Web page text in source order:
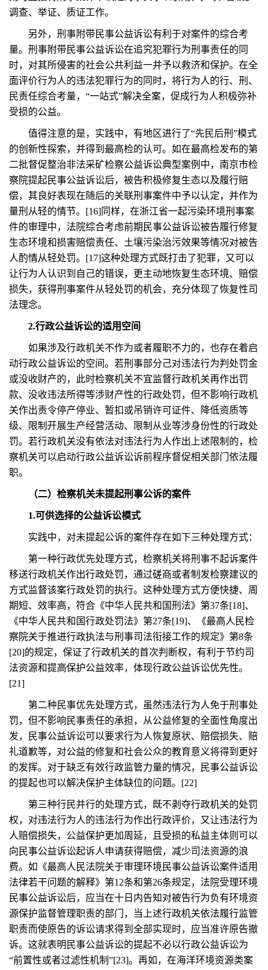
调查、举证、质证工作。
另外，刑事附带民事公益诉讼有利于对案件的综合考
量。刑事附带民事公益诉讼在追究犯罪行为刑事责任的同
时，对其所侵害的社会公共利益一并予以救济和保护。在全
面评价行为人的违法犯罪行为的同时，将行为人的行、刑、
民责任综合考量，“一站式”解决全案，促成行为人积极弥补
受损的公益。
值得注意的是，实践中，有地区进行了“先民后刑”模式
的创新性探索，并得到最高检的认可。如在最高检发布的第
二批督促整治非法采矿检察公益诉讼典型案例中，南京市检
察院提起民事公益诉讼后，被告积极修复生态以及履行赔
偿，其良好表现在随后的关联刑事案件中予以认定，并作为
量刑从轻的情节。[16]同样，在浙江省一起污染环境刑事案
件的审理中，法院综合考虑前期民事公益诉讼被告履行修复
生态环境和损害赔偿责任、土壤污染治污效果等情况对被告
人酌情从轻处罚。[17]这种处理方式既打击了犯罪，又可以
让行为人认识到自己的错误，更主动地恢复生态环境、赔偿
损失，获得刑事案件从轻处罚的机会，充分体现了恢复性司
法理念。
2.行政公益诉讼的适用空间
如果涉及行政机关不作为或者履职不力的，也存在着启
动行政公益诉讼的空间。若刑事部分己对违法行为判处罚金
或没收财产的，此时检察机关不宜监督行政机关再作出罚
款、没收违法所得等涉财产性的行政处罚，但不影响行政机
关作出责令停产停业、暂扣或吊销许可证件、降低资质等
级、限制开展生产经营活动、限制从业等涉身份性的行政处
罚。若行政机关没有依法对违法行为人作出上述限制的，检
察机关可以启动行政公益诉讼诉前程序督促相关部门依法履
职。
（二）检察机关未提起刑事公诉的案件
1.可供选择的公益诉讼模式
实践中，对未提起公诉的案件存在如下三种处理方式：
第一种行政优先处理方式，检察机关将刑事不起诉案件
移送行政机关作出行政处罚，通过磋商或者制发检察建议的
方式监督该案行政处罚的执行。这种处理方式方便快捷、周
期短、效率高，符合《中华人民共和国刑法》第37条[18]、
《中华人民共和国行政处罚法》第27条[19]、《最高人民检
察院关于推进行政执法与刑事司法衔接工作的规定》第8条
[20]的规定，保证了行政机关的首次判断权，有利于节约司
法资源和提高保护公益效率，体现行政公益诉讼优先性。
[21]
第二种民事优先处理方式，虽然违法行为人免于刑事处
罚，但不影响民事责任的承担，从公益修复的全面性角度出
发，民事公益诉讼可以要求行为人恢复原状、赔偿损失、赔
礼道歉等，对公益的修复和社会公众的教育意义将得到更好
的发挥。对于缺乏有效行政监管力量的情况，民事公益诉讼
的提起也可以解决保护主体缺位的问题。[22]
第三种行民并行的处理方式，既不剥夺行政机关的处罚
权，对违法行为人的违法行为作出行政评价，又让违法行为
人赔偿损失，公益保护更加周延，且受损的私益主体则可以
向民事公益诉讼起诉人申请获得赔偿，减少司法资源的浪
费。如《最高人民法院关于审理环境民事公益诉讼案件适用
法律若干问题的解释》第12条和第26条规定，法院受理环境
民事公益诉讼后，应当在十日内告知对被告行为负有环境资
源保护监督管理职责的部门，当上述行政机关依法履行监管
职责而使原告的诉讼请求得到全部实现时，应当准许原告撤
诉。这就表明民事公益诉讼的提起不必以行政公益诉讼为
“前置性或者过滤性机制”[23]。再如，在海洋环境资源类案